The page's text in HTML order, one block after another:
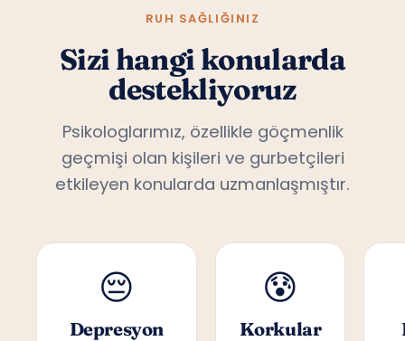
RUH SAĞLIĞINIZ
Sizi hangi konularda
destekliyoruz
Psikologlarımız, özellikle göçmenlik
geçmişi olan kişileri ve gurbetçileri
etkileyen konularda uzmanlaşmıştır.
😔
Depresyon
😰
Korkular